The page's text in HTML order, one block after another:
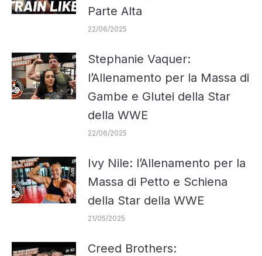
Parte Alta
22/06/2025
Stephanie Vaquer:
l’Allenamento per la Massa di
Gambe e Glutei della Star
della WWE
22/06/2025
Ivy Nile: l’Allenamento per la
Massa di Petto e Schiena
della Star della WWE
21/05/2025
Creed Brothers: